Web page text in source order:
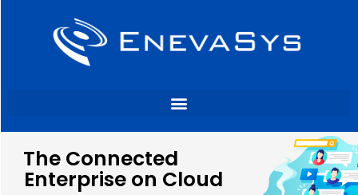
The Connected
Enterprise on Cloud